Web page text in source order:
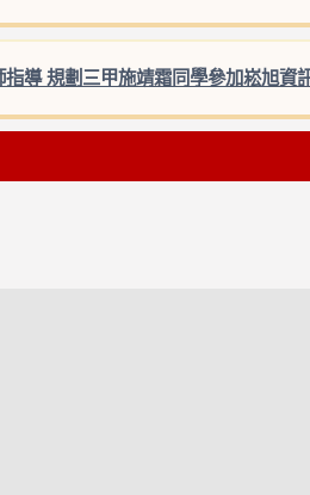
導 規劃三甲施靖霜同學參加崧旭